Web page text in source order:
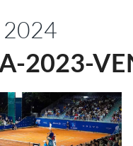
2024
2023-